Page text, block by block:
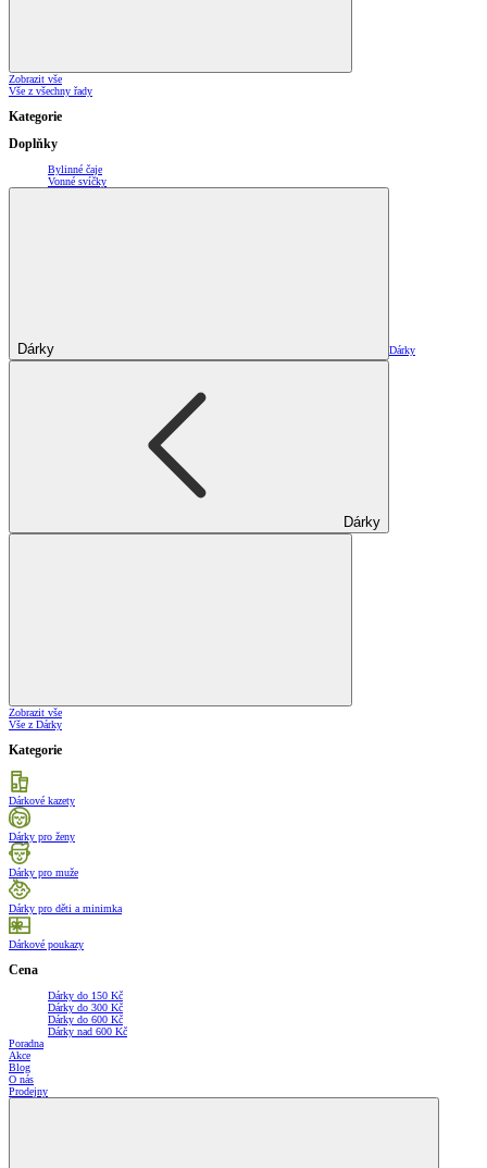
Zobrazit vše
Vše z všechny řady
Kategorie
Doplňky
Bylinné čaje
Vonné svíčky
Dárky Dárky
Dárky
Zobrazit vše
Vše z Dárky
Kategorie
Dárkové kazety
Dárky pro ženy
Dárky pro muže
Dárky pro děti a minimka
Dárkové poukazy
Cena
Dárky do 150 Kč
Dárky do 300 Kč
Dárky do 600 Kč
Dárky nad 600 Kč
Poradna
Akce
Blog
O nás
Prodejny